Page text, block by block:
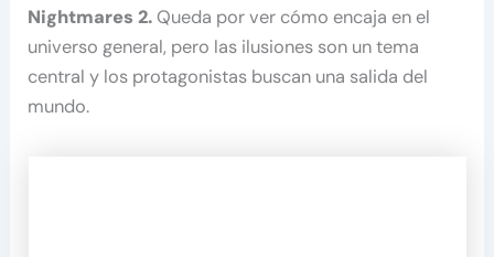
Nightmares 2. Queda por ver cómo encaja en el
universo general, pero las ilusiones son un tema
central y los protagonistas buscan una salida del
mundo.